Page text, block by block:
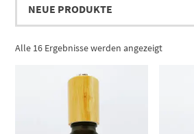
Alle 16 Ergebnisse werden angezeigtNach